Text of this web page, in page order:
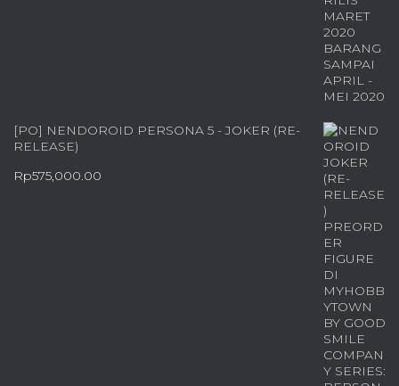
[PO] NENDOROID PERSONA 5 - JOKER (RE-
RELEASE)
Rp575,000.00